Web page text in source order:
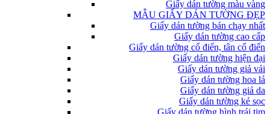
Giấy dán tường màu vàng
MẪU GIẤY DÁN TƯỜNG ĐẸP
Giấy dán tường bán chạy nhất
Giấy dán tường cao cấp
Giấy dán tường cổ điển, tân cổ điển
Giấy dán tường hiện đại
Giấy dán tường giả vải
Giấy dán tường hoa lá
Giấy dán tường giả da
Giấy dán tường kẻ sọc
Giấy dán tường hình trái tim